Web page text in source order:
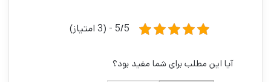
5/5 - (3 امتیاز)
آیا این مطلب برای شما مفید بود؟